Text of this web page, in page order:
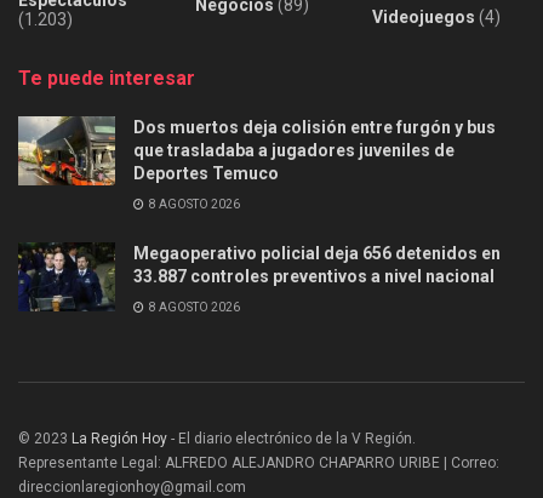
(1.203)
Negocios (89)
Videojuegos (4)
Te puede interesar
Dos muertos deja colisión entre furgón y bus
que trasladaba a jugadores juveniles de
Deportes Temuco
8 AGOSTO 2026
Megaoperativo policial deja 656 detenidos en
33.887 controles preventivos a nivel nacional
8 AGOSTO 2026
© 2023 La Región Hoy - El diario electrónico de la V Región.
Representante Legal: ALFREDO ALEJANDRO CHAPARRO URIBE | Correo:
direccionlaregionhoy@gmail.com